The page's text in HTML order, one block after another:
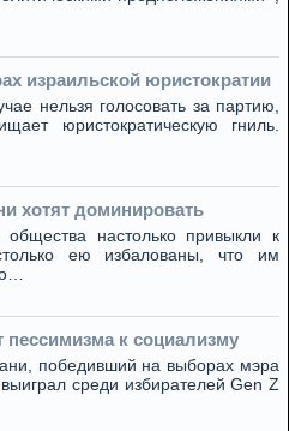
израильской юристократии
нельзя голосовать за партию,
юристократическую гниль.
хотят доминировать
настолько привыкли к
ею избалованы, что им
пессимизма к социализму
победивший на выборах мэра
среди избирателей Gen Z